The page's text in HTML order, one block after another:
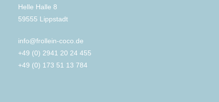
Helle Halle 8
59555 Lippstadt
info@frollein-coco.de
+49 (0) 2941 20 24 455
+49 (0) 173 51 13 784